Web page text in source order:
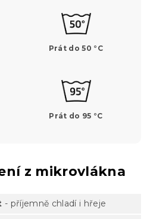
Prát do 50 °C
Prát do 95 °C
z mikrovlákna
- příjemně chladí i hřeje